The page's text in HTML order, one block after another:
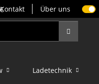
Kontakt Über uns
Ladetechnik